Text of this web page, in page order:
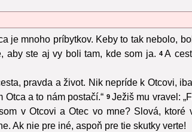
je mnoho príbytkov. Keby to tak nebolo,
aby ste aj vy boli tam, kde som ja. 4 A
pravda a život. Nik nepríde k Otcovi,
Otca a to nám postačí.“ 9 Ježiš mu vravel:
v Otcovi a Otec vo mne? Slová, ktoré
Ak nie pre iné, aspoň pre tie skutky verte!